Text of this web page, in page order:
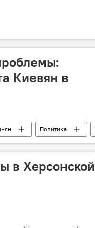
Киевян в
Политика
в Херсонской